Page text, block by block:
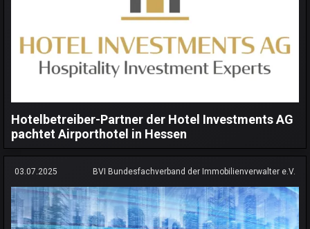
Hotelbetreiber-Partner der Hotel Investments AG
pachtet Airporthotel in Hessen
03.07.2025 BVI Bundesfachverband der Immobilienverwalter e.V.